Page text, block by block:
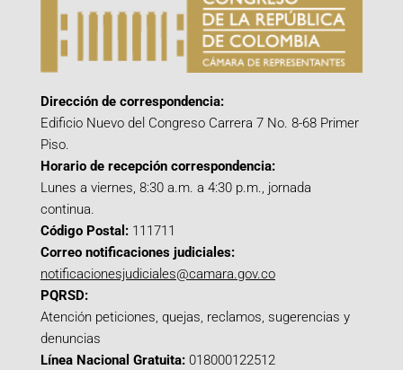
Dirección de correspondencia:
Edificio Nuevo del Congreso Carrera 7 No. 8-68 Primer
Piso.
Horario de recepción correspondencia:
Lunes a viernes, 8:30 a.m. a 4:30 p.m., jornada
continua.
Código Postal: 111711
Correo notificaciones judiciales:
notificacionesjudiciales@camara.gov.co
PQRSD:
Atención peticiones, quejas, reclamos, sugerencias y
denuncias
Línea Nacional Gratuita: 018000122512